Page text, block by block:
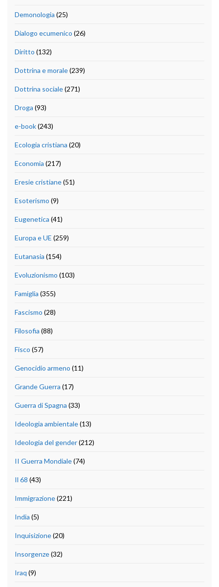
Demonologia (25)
Dialogo ecumenico (26)
Diritto (132)
Dottrina e morale(239)
Dottrina sociale(271)
Droga (93)
e-book(243)
Ecologia cristiana (20)
Economia (217)
Eresie cristiane(51)
Esoterismo (9)
Eugenetica (41)
Europa e UE (259)
Eutanasia (154)
Evoluzionismo (103)
Famiglia (355)
Fascismo (28)
Filosofia (88)
Fisco (57)
Genocidio armeno (11)
Grande Guerra (17)
Guerra di Spagna (33)
Ideologia ambientale(13)
Ideologia del gender(212)
II Guerra Mondiale(74)
Il 68 (43)
Immigrazione(221)
India (5)
Inquisizione(20)
Insorgenze(32)
Iraq (9)